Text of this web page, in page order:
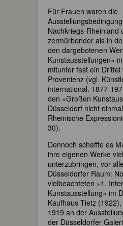
Für Frauen waren die
Nachkriegs-Rheinland
zermürbender als in
den dargebotenen
Kunstausstellungen«
mitunter fast ein Drittel
Provenienz (vgl.
international. 1877-
den »Großen
Düsseldorf nicht
Rheinische
30).
Dennoch schaffte es
ihre eigenen Werke
unterzubringen, vor
Düsseldorfer Raum:
vielbeachteten »1.
Kunstausstellung« im
Kaufhaus Tietz
1919 an der
der Düsseldorfer